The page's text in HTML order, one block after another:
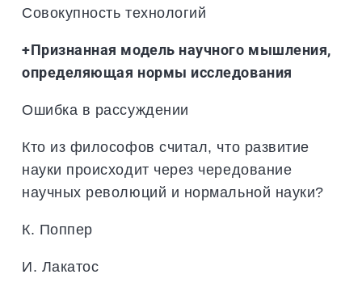
Совокупность технологий
+Признанная модель научного мышления,
определяющая нормы исследования
Ошибка в рассуждении
Кто из философов считал, что развитие
науки происходит через чередование
научных революций и нормальной науки?
К. Поппер
И. Лакатос